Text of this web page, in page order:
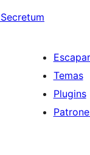
Secretum
Temas
Plugins